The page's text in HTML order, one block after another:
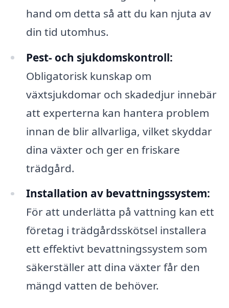
hand om detta så att du kan njuta av
din tid utomhus.
Pest- och sjukdomskontroll:
Obligatorisk kunskap om
växtsjukdomar och skadedjur innebär
att experterna kan hantera problem
innan de blir allvarliga, vilket skyddar
dina växter och ger en friskare
trädgård.
Installation av bevattningssystem:
För att underlätta på vattning kan ett
företag i trädgårdsskötsel installera
ett effektivt bevattningssystem som
säkerställer att dina växter får den
mängd vatten de behöver.